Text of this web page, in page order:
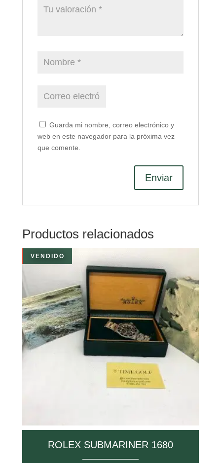
Guarda mi nombre, correo electrónico y
web en este navegador para la próxima vez
que comente.
Productos relacionados
VENDIDO
ROLEX SUBMARINER 1680